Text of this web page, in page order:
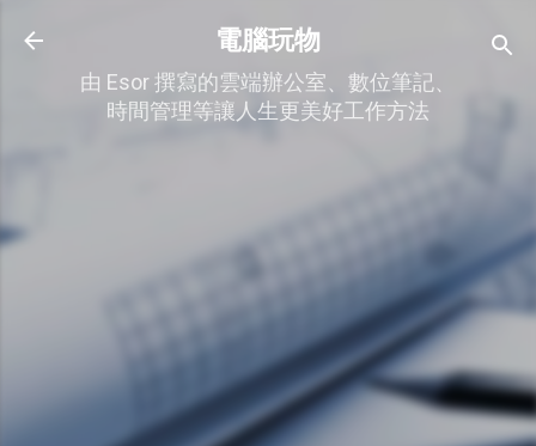
跳到主要內容
電腦玩物
由 Esor 撰寫的雲端辦公室、數位筆記、
時間管理等讓人生更美好工作方法